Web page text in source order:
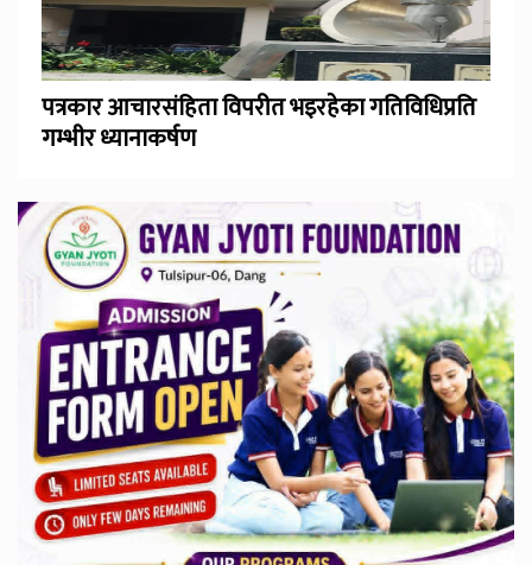
पत्रकार आचारसंहिता विपरीत भइरहेका गतिविधिप्रति
गम्भीर ध्यानाकर्षण